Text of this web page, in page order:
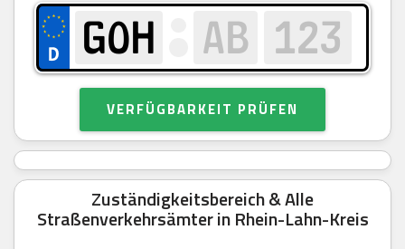
VERFÜGBARKEIT PRÜFEN
Zuständigkeitsbereich & Alle
Straßenverkehrsämter in Rhein-Lahn-Kreis